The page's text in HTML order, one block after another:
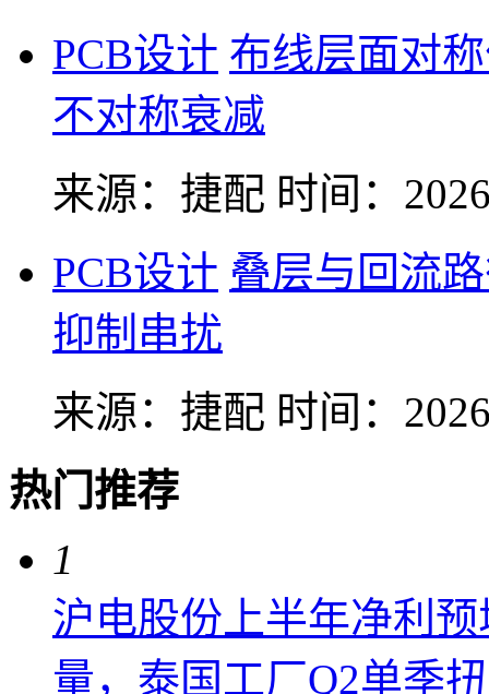
PCB设计 布线层面对
不对称衰减
来源：捷配 时间：
PCB设计 叠层与回流
抑制串扰
来源：捷配 时间：
热门推荐
1
沪电股份上半年净利
量，泰国工厂Q2单季